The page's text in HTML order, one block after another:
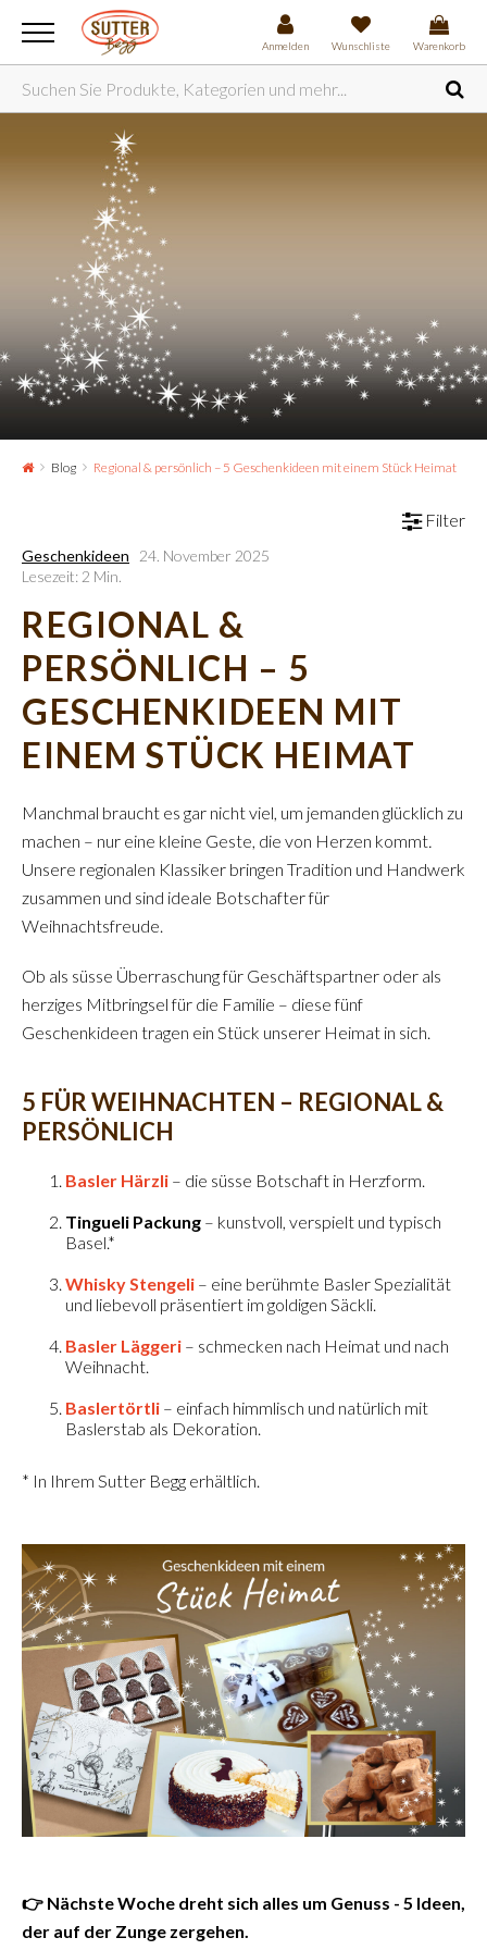
Anmelden Wunschliste Warenkorb
Blog Regional & persönlich – 5 Geschenkideen mit einem Stück Heimat
Filter
Geschenkideen
24. November 2025
Lesezeit: 2 Min.
REGIONAL &
PERSÖNLICH – 5
GESCHENKIDEEN MIT
EINEM STÜCK HEIMAT
Manchmal braucht es gar nicht viel, um jemanden glücklich zu
machen – nur eine kleine Geste, die von Herzen kommt.
Unsere regionalen Klassiker bringen Tradition und Handwerk
zusammen und sind ideale Botschafter für
Weihnachtsfreude.
Ob als süsse Überraschung für Geschäftspartner oder als
herziges Mitbringsel für die Familie – diese fünf
Geschenkideen tragen ein Stück unserer Heimat in sich.
5 FÜR WEIHNACHTEN – REGIONAL &
PERSÖNLICH
Basler Härzli – die süsse Botschaft in Herzform.
Tingueli Packung – kunstvoll, verspielt und typisch
Basel.*
Whisky Stengeli – eine berühmte Basler Spezialität
und liebevoll präsentiert im goldigen Säckli.
Basler Läggeri – schmecken nach Heimat und nach
Weihnacht.
Baslertörtli – einfach himmlisch und natürlich mit
Baslerstab als Dekoration.
* In Ihrem Sutter Begg erhältlich.
👉 Nächste Woche dreht sich alles um Genuss - 5 Ideen,
der auf der Zunge zergehen.